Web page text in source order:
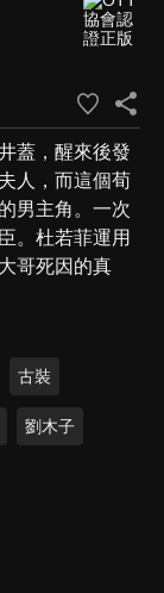
蓋，醒來後發
人，而這個荀
男主角。一次
。杜若菲運用
哥死因的真
古裝
劉木子